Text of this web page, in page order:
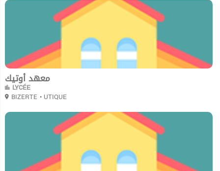
معهد أوتيك
LYCÉE
BIZERTE • UTIQUE